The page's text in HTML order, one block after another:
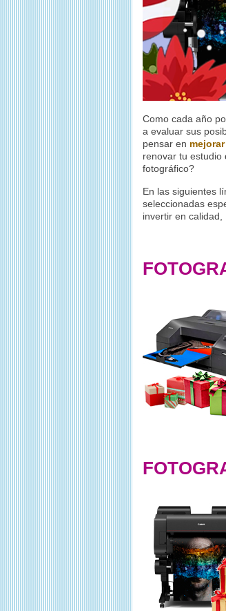
Como cada año
a evaluar sus
pensar en
renovar tu estudio
fotográfico?
En las siguientes
seleccionadas
invertir en